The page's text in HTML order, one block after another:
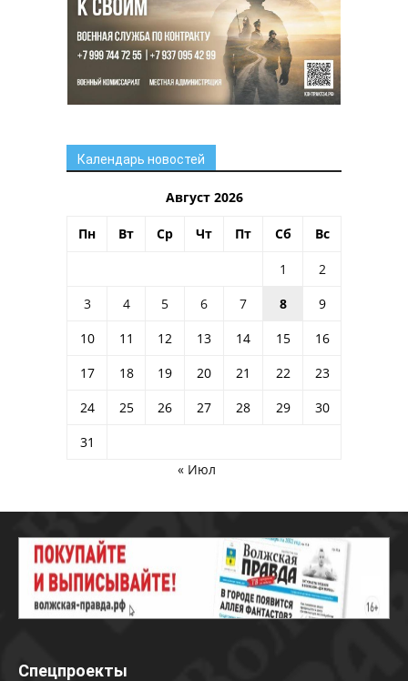
Календарь новостей
Август 2026
Пн Вт Ср Чт Пт Сб Вс
1
2
3
4 5 6 7 8
9
10
11 12 13 14 15
16
17
18 19 20 21 22
23
24
25 26 27 28 29
30
31
« Июл
Спецпроекты